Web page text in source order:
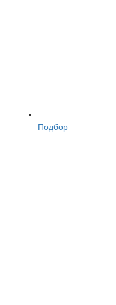
Подбор